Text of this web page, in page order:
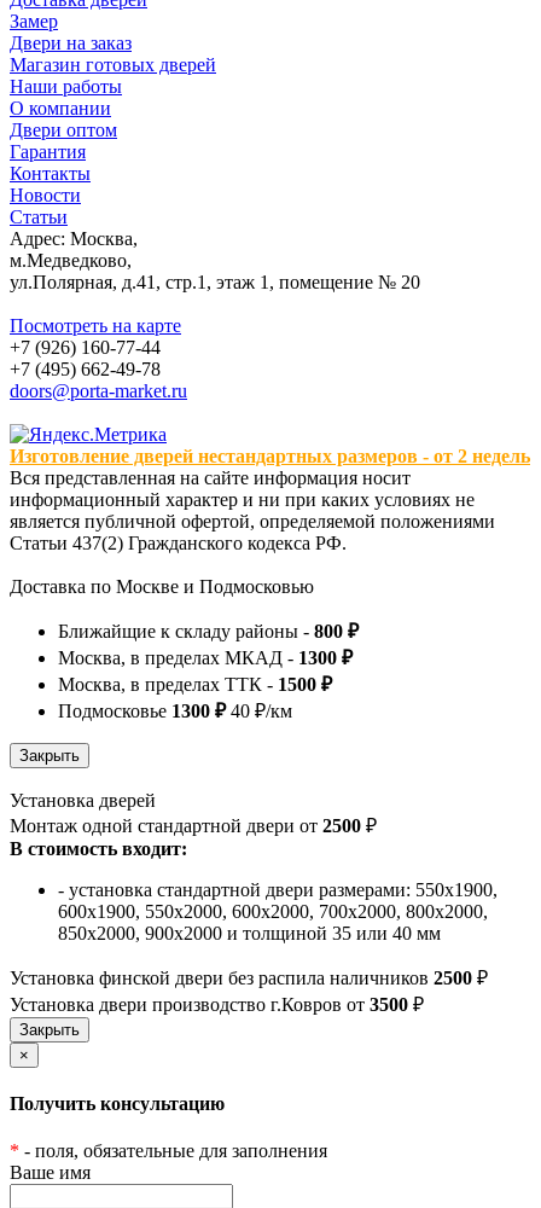
Замер
Двери на заказ
Магазин готовых дверей
Наши работы
О компании
Двери оптом
Гарантия
Контакты
Новости
Статьи
Адрес: Москва,
м.Медведково,
ул.Полярная, д.41, стр.1, этаж 1, помещение № 20
Посмотреть на карте
+7 (926) 160-77-44
+7 (495) 662-49-78
doors@porta-market.ru
Изготовление дверей нестандартных размеров - от 2 недель
Вся представленная на сайте информация носит
информационный характер и ни при каких условиях не
является публичной офертой, определяемой положениями
Статьи 437(2) Гражданского кодекса РФ.
Доставка по Москве и Подмосковью
Ближайщие к складу районы - 800 ₽
Москва, в пределах МКАД - 1300 ₽
Москва, в пределах ТТК - 1500 ₽
Подмосковье 1300 ₽40 ₽/км
Установка дверей
Монтаж одной стандартной двери от 2500 ₽
В стоимость входит:
- установка стандартной двери размерами: 550х1900,
600х1900, 550х2000, 600х2000, 700х2000, 800х2000,
850х2000, 900х2000 и толщиной 35 или 40 мм
Установка финской двери без распила наличников 2500 ₽
Установка двери производство г.Ковров от 3500 ₽
×
Получить консультацию
* - поля, обязательные для заполнения
Ваше имя